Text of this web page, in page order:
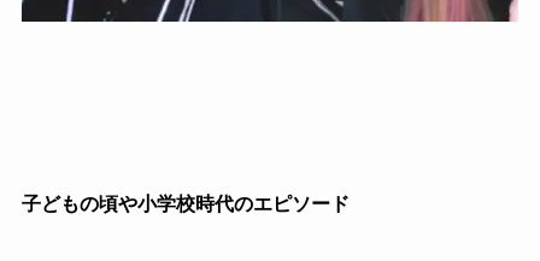
子どもの頃や小学校時代のエピソード